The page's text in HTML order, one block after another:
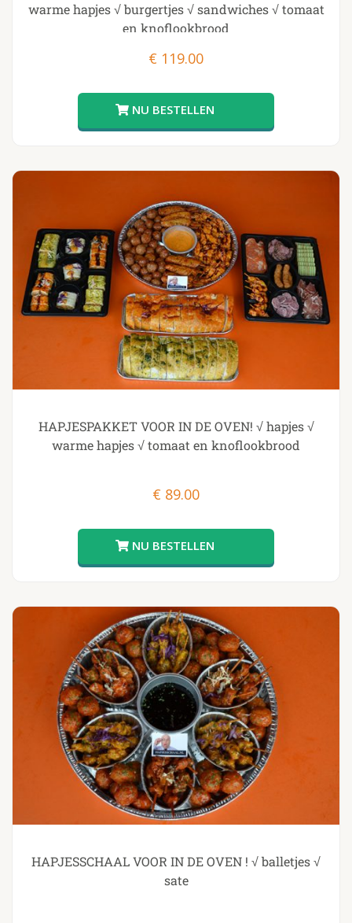
warme hapjes √ burgertjes √ sandwiches √ tomaat
en knoflookbrood
€ 119.00
HAPJESPAKKET VOOR IN DE OVEN! √ hapjes √
warme hapjes √ tomaat en knoflookbrood
€ 89.00
HAPJESSCHAAL VOOR IN DE OVEN ! √ balletjes √
sate